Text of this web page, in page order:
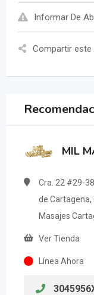
Informar De
Compartir este
MIL
Cra. 22 #29-
de Cartagena,
Masajes
Ver Tienda
Línea Ahora